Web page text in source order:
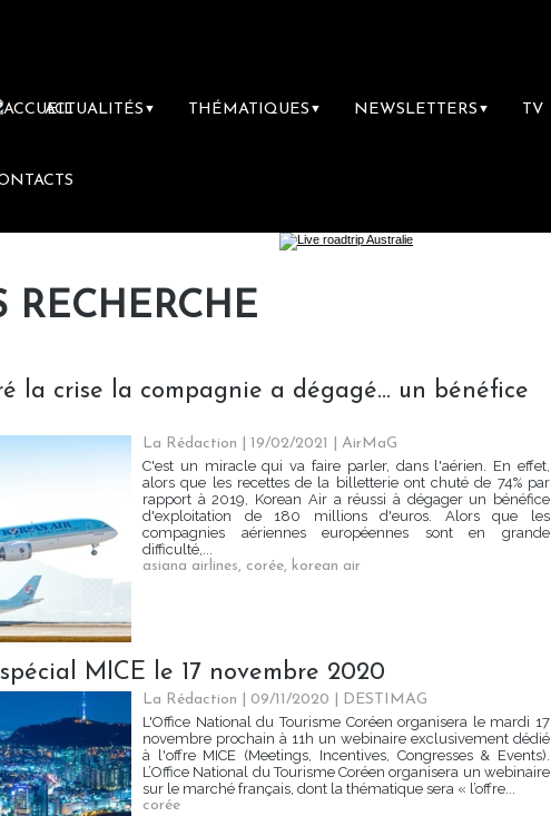
ACTUALITÉS ▼ THÉMATIQUES ▼ NEWSLETTERS ▼ TV
RECHERCHE
la crise la compagnie a dégagé... un bénéfice
La Rédaction | 19/02/2021
AirMaG
C'est un miracle qui va faire parler, dans l'aérien. En effet,
alors que les recettes de la billetterie ont chuté de 74% par
rapport à 2019, Korean Air a réussi à dégager un bénéfice
d'exploitation de 180 millions d'euros. Alors que les
compagnies aériennes européennes sont en grande
difficulté,...
asiana airlines, corée, korean air
MICE le 17 novembre 2020
La Rédaction | 09/11/2020
DESTIMAG
L'Office National du Tourisme Coréen organisera le mardi 17
novembre prochain à 11h un webinaire exclusivement dédié
à l'offre MICE (Meetings, Incentives, Congresses & Events).
L’Office National du Tourisme Coréen organisera un webinaire
sur le marché français, dont la thématique sera « l’offre...
corée